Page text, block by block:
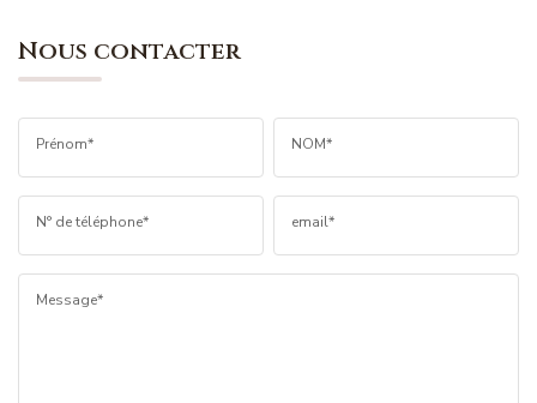
Nous contacter
Prénom* NOM*
N° de téléphone* email*
Message*